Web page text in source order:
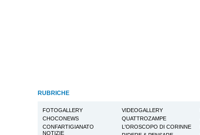
RUBRICHE
FOTOGALLERY VIDEOGALLERY
CHOCONEWS
QUATTROZAMPE
CONFARTIGIANATO
NOTIZIE
L'OROSCOPO DI CORINNE